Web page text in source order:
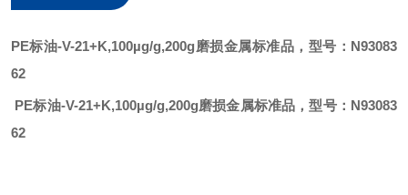
PE标油-V-21+K,100µg/g,200g磨损金属标准品，型号：N93083
62
PE标油-V-21+K,100µg/g,200g磨损金属标准品，型号：N93083
62